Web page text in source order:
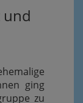
und
ging
zu